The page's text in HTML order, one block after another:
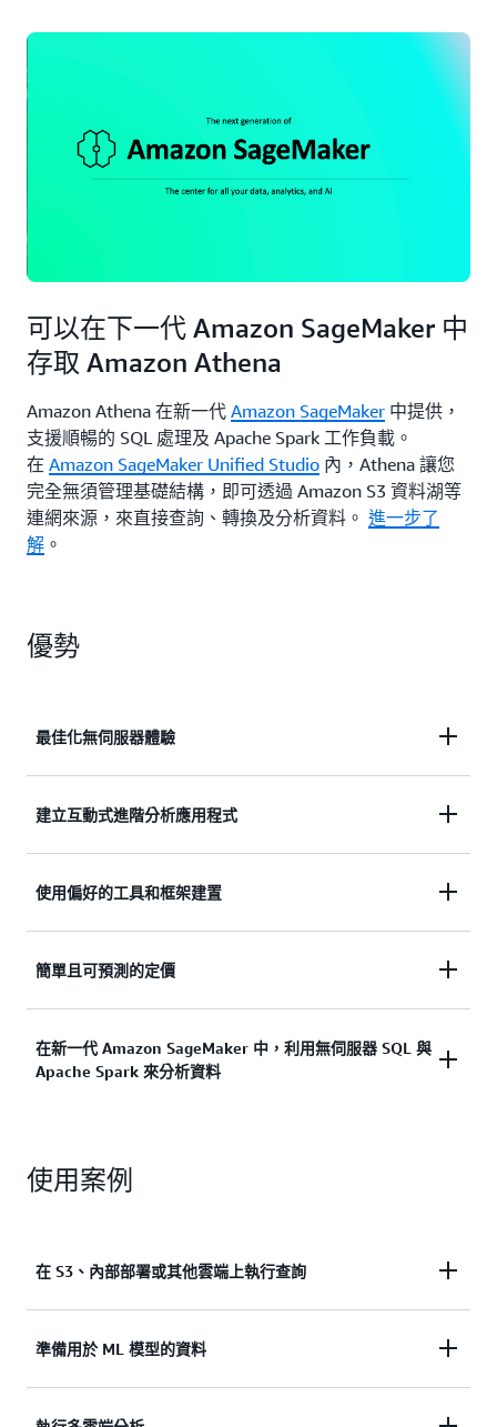
可以在下一代 Amazon SageMaker 中
存取 Amazon Athena
Amazon Athena 在新一代 Amazon SageMaker 中提供，
支援順暢的 SQL 處理及 Apache Spark 工作負載。
在 Amazon SageMaker Unified Studio 內，Athena 讓您
完全無須管理基礎結構，即可透過 Amazon S3 資料湖等
連網來源，來直接查詢、轉換及分析資料。 進一步了
解 。
優勢
最佳化無伺服器體驗
透過無伺服器體驗，以簡化、近乎即時的方式啟動
進一步了解
建立互動式進階分析應用程式
使用內部部署、資料湖或雲端儲存中的資料建置互動
進一步了解
使用偏好的工具和框架建置
支援選擇語言、開放資料格式、開放原始碼架構，以
進一步了解
簡單且可預測的定價
簡單且可預測的定價 — 根據您執行的查詢或使用的
運算付費。
在新一代 Amazon SageMaker 中，利用無伺服器 SQL 與
Apache Spark 來分析資料
Athena，您可使用直觀化的查詢編輯器，來簡化
進一步了解
使用案例
在 S3、內部部署或其他雲端上執行查詢
提交單一 SQL 查詢以分析在 S3、內部或
多雲端環境
準備用於 ML 模型的資料